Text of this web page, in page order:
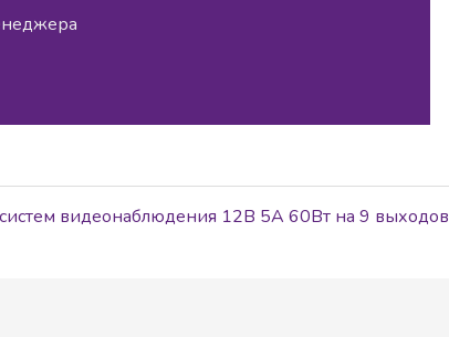
видеонаблюдения 12В 5А 60Вт на 9 выходов